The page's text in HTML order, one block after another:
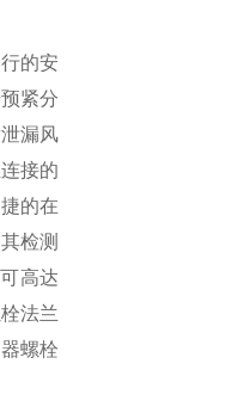
的安
紧分
漏风
接的
的在
检测
高达
法兰
螺栓